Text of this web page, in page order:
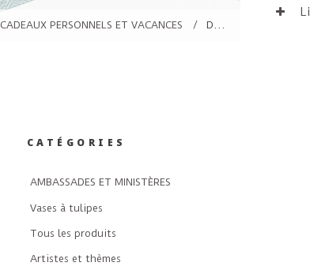
CADEAUX PERSONNELS ET VACANCES / DES CHAUSSURES SINTERKLAAS POUR PETITS ET GRANDS
CATÉGORIES
AMBASSADES ET MINISTÈRES
Vases à tulipes
Tous les produits
Artistes et thèmes